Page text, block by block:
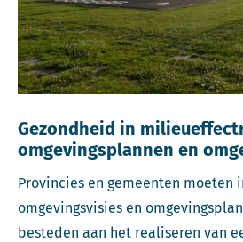
Gezondheid in
omgevingsplannen en
Provincies en gemeenten moeten
omgevingsvisies en
besteden aan het realiseren van